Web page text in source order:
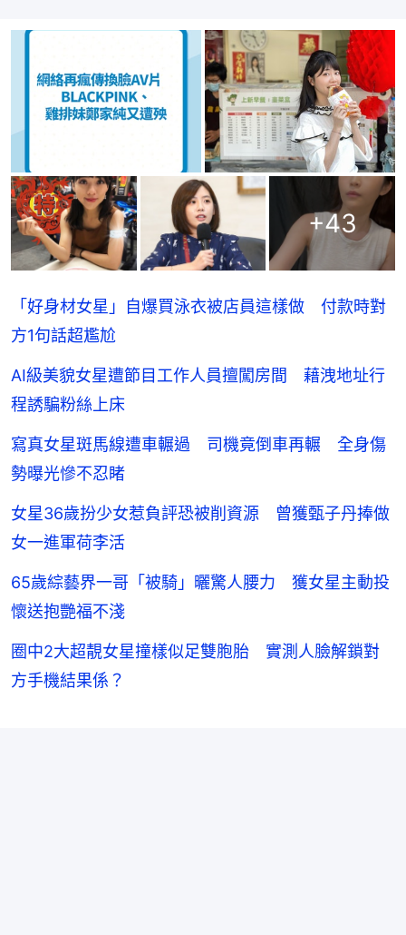
+43
「好身材女星」自爆買泳衣被店員這樣做 付款時對
方1句話超尷尬
AI級美貌女星遭節目工作人員擅闖房間 藉洩地址行
程誘騙粉絲上床
寫真女星斑馬線遭車輾過 司機竟倒車再輾 全身傷
勢曝光慘不忍睹
女星36歲扮少女惹負評恐被削資源 曾獲甄子丹捧做
女一進軍荷李活
65歲綜藝界一哥「被騎」曬驚人腰力 獲女星主動投
懷送抱艷福不淺
圈中2大超靚女星撞樣似足雙胞胎 實測人臉解鎖對
方手機結果係？